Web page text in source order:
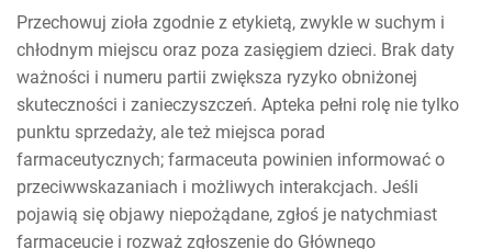
Przechowuj zioła zgodnie z etykietą, zwykle w suchym i
chłodnym miejscu oraz poza zasięgiem dzieci. Brak daty
ważności i numeru partii zwiększa ryzyko obniżonej
skuteczności i zanieczyszczeń. Apteka pełni rolę nie tylko
punktu sprzedaży, ale też miejsca porad
farmaceutycznych; farmaceuta powinien informować o
przeciwwskazaniach i możliwych interakcjach. Jeśli
pojawią się objawy niepożądane, zgłoś je natychmiast
farmaceucie i rozważ zgłoszenie do Głównego